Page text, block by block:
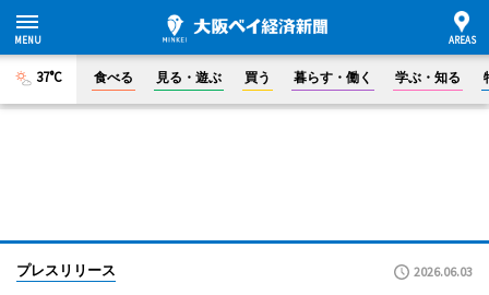
37°C 食べる 見る・遊ぶ 買う 暮らす・働く 学ぶ・知る
プレスリリース 2026.06.03